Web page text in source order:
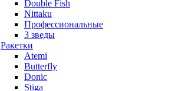
Double Fish
Nittaku
Профессиональные
3 зведы
Ракетки
Atemi
Butterfly
Donic
Stiga